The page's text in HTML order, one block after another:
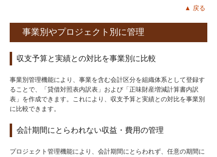
▲ 戻る
事業別やプロジェクト別に管理
収支予算と実績との対比を事業別に比較
事業別管理機能により、事業を含む会計区分を組織体系として登録す
ることで、「貸借対照表内訳表」および「正味財産増減計算書内訳
表」を作成できます。これにより、収支予算と実績との対比を事業別
に比較できます。
会計期間にとらわれない収益・費用の管理
プロジェクト管理機能により、会計期間にとらわれず、任意の期間に